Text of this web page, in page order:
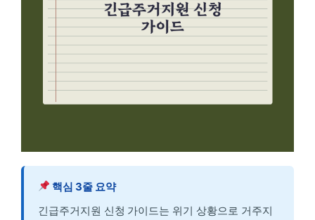
핵심 3줄 요약
긴급주거지원 신청 가이드는 위기 상황으로 거주지